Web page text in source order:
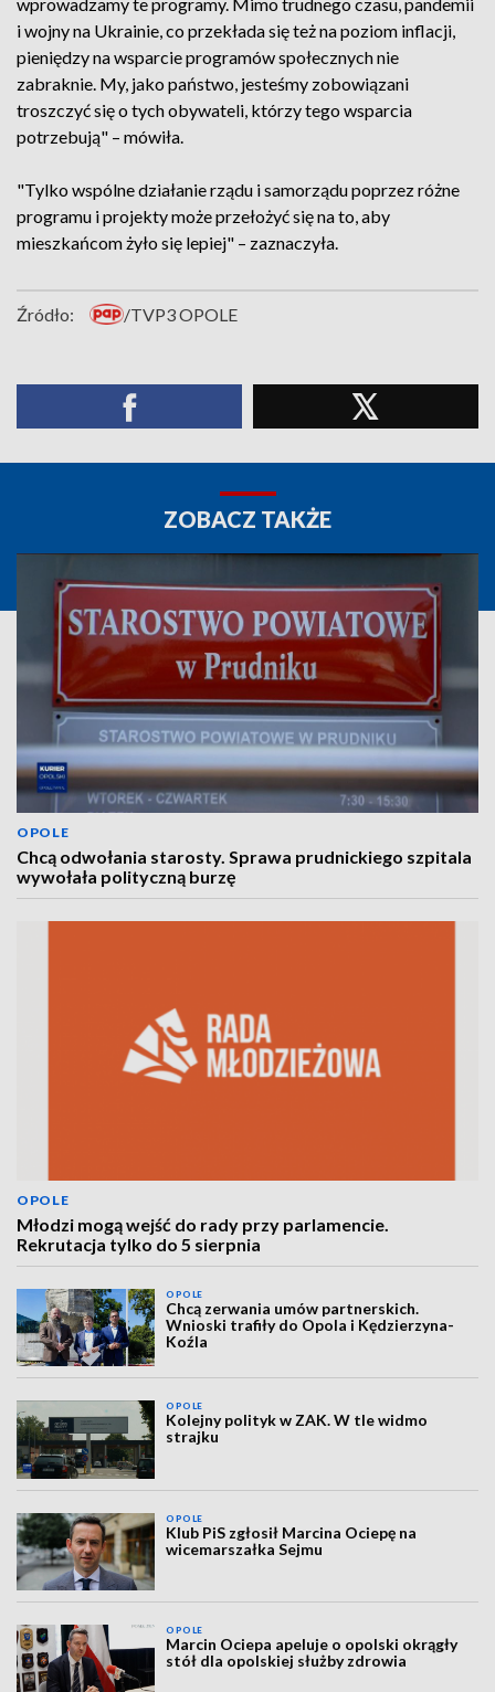
i wojny na Ukrainie, co przekłada się też na poziom inflacji,
pieniędzy na wsparcie programów społecznych nie
zabraknie. My, jako państwo, jesteśmy zobowiązani
troszczyć się o tych obywateli, którzy tego wsparcia
potrzebują" – mówiła.
"Tylko wspólne działanie rządu i samorządu poprzez różne
programu i projekty może przełożyć się na to, aby
mieszkańcom żyło się lepiej" – zaznaczyła.
Źródło: /TVP3 OPOLE
ZOBACZ TAKŻE
OPOLE
Chcą odwołania starosty. Sprawa prudnickiego szpitala
wywołała polityczną burzę
OPOLE
Młodzi mogą wejść do rady przy parlamencie.
Rekrutacja tylko do 5 sierpnia
OPOLE
Chcą zerwania umów partnerskich.
Wnioski trafiły do Opola i Kędzierzyna-
Koźla
OPOLE
Kolejny polityk w ZAK. W tle widmo
strajku
OPOLE
Klub PiS zgłosił Marcina Ociepę na
wicemarszałka Sejmu
OPOLE
Marcin Ociepa apeluje o opolski okrągły
stół dla opolskiej służby zdrowia